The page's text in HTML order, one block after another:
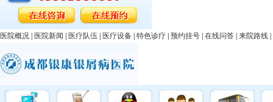
医院概况 医院新闻 医疗队伍 医疗设备 特色诊疗 预约挂号 在线问答 来院路线